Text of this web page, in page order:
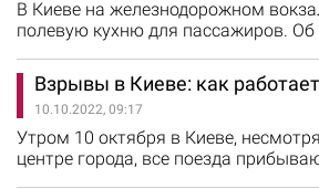
движение по столице по
высадка пассажиров…
В Киеве на железнодорожном
полевую кухню для пассажиров. Об
World Central Kitchen. На
все пассажиры, которые сегодня
комендантского часа, смогут
вокзале. "Запасы чая и еды уже
сообщили…
Взрывы в Киеве: как
10.10.2022, 09:17
Утром 10 октября в Киеве,
центре города, все поезда